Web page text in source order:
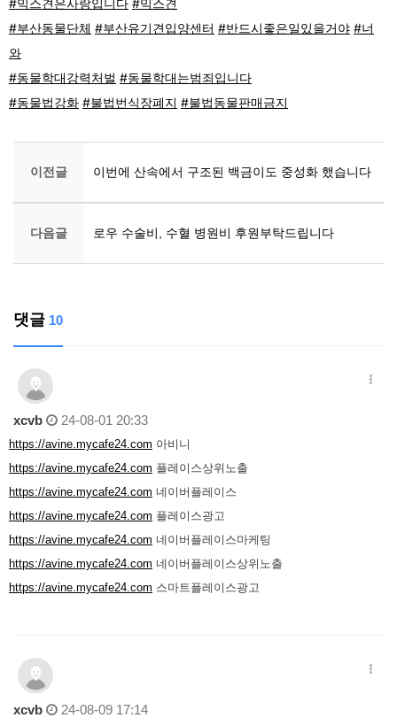
#믹스견은사랑입니다 #믹스견
#부산동물단체 #부산유기견입양센터 #반드시좋은일있을거야 #너
와
#동물학대강력처벌 #동물학대는범죄입니다
#동물법강화 #불법번식장폐지 #불법동물판매금지
이전글 이번에 산속에서 구조된 백금이도 중성화 했습니다
다음글 로우 수술비, 수혈 병원비 후원부탁드립니다
댓글 10
xcvb 24-08-01 20:33
https://avine.mycafe24.com 아비니
https://avine.mycafe24.com 플레이스상위노출
https://avine.mycafe24.com 네이버플레이스
https://avine.mycafe24.com 플레이스광고
https://avine.mycafe24.com 네이버플레이스마케팅
https://avine.mycafe24.com 네이버플레이스상위노출
https://avine.mycafe24.com 스마트플레이스광고
xcvb 24-08-09 17:14